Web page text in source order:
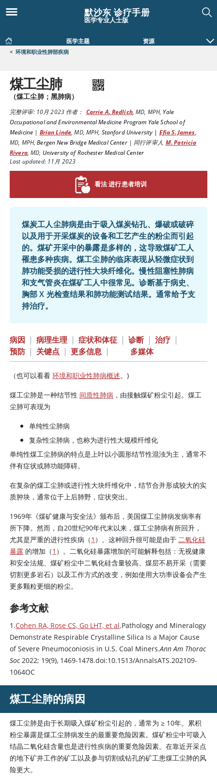
默沙东 诊疗手册
医学专业人士版
医学主题 资源
< 环境和职业性肺部疾病
煤工尘肺
（煤工尘肺；黑肺病）
完整评审:10月 2023作者： Carrie A. Redlich,MD, MPH, Yale
Occupational and Environmental Medicine Program Yale School of
Medicine | Brian Linde,MD, MPH, Stanford University | Efia S. James,
MD, MPH,Bergen New Bridge Medical Center| 同行评审人 M. Patricia
Rivera,MD, University of Rochester Medical Center
Last updated: 11月 2023
看法 进行患者培训
煤炭工人尘肺病是由于吸入煤炭钻孔、爆破或破碎
以及用于开采煤炭的设备和工艺产生的粉尘而引起
的。煤矿开采中的暴露是多样的，这导致煤矿工人
罹患多种疾病。煤工尘肺的临床表现从轻微症状到
肺功能受损的进行性大块纤维化。慢性阻塞性肺病
和支气管炎在煤矿工人中很常见。诊断基于病史、
胸部 X 光检查结果和肺功能测试结果。通常给予支
持治疗。
病因 | 病理生理 | 症状和体征 | 诊断 | 治疗 |
预防 | 关键点 | 更多信息 | 多媒体
（也可以看看 环境和职业性肺病概述。)
煤工尘肺是一种结节性 间质性肺病 ，由接触煤矿粉尘引起。煤工
尘肺可表现为
单纯性尘肺病
复杂性尘肺病，也称为进行性大规模纤维化
单纯性煤工尘肺病的特点是上叶以小圆形结节性混浊为主，通常不
伴有症状或肺功能障碍。
在复杂的煤工尘肺或进行性大块纤维化中，结节合并形成较大的实
质肿块，通常位于上后肺野，症状突出。
1969年《煤矿健康与安全法》颁布后，美国煤工尘肺病发病率有
所下降。然而，自20世纪90年代末以来，煤工尘肺病有所回升，
尤其是严重的进行性疾病（1 ）。这种回升很可能是由于 二氧化硅
暴露 的增加（1 ）。二氧化硅暴露增加的可能解释包括：无视健康
和安全法规、煤矿粉尘中二氧化硅含量较高、煤层不易开采（需要
切割更多岩石）以及工作方式的改变，例如使用大功率设备会产生
更多颗粒更细的粉尘。
参考文献
1.Cohen RA, Rose CS, Go LHT, et al.Pathology and Mineralogy
Demonstrate Respirable Crystalline Silica Is a Major Cause
of Severe Pneumoconiosis in U.S. Coal Miners.Ann Am Thorac
Soc2022; 19(9), 1469-1478.doi:10.1513/AnnalsATS.202109-
1064OC
煤工尘肺的病因
煤工尘肺是由于长期吸入煤矿粉尘引起的，通常为 ≥ 10年。累积
粉尘暴露是煤工尘肺病发生的最重要危险因素。煤矿粉尘中可吸入
结晶二氧化硅含量也是进行性疾病的重要危险因素。在靠近开采点
的地下矿井工作的矿工以及参与切割或钻孔的矿工患煤工尘肺的风
险更大。